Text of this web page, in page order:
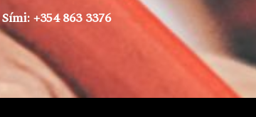
Sími: +354 863 3376